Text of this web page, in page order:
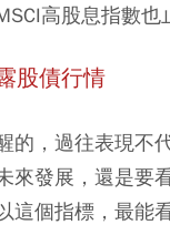
高股息指數
股債行情
的，過往表現不
來發展，還是要
這個指標，最能